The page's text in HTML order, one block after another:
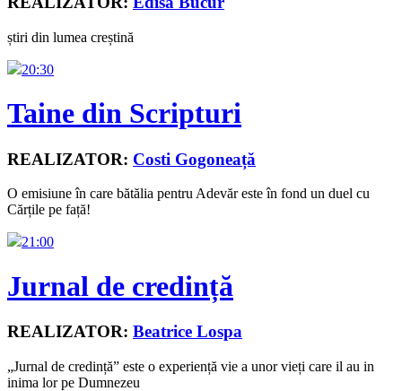
știri din lumea creștină
20:30
Taine din Scripturi
REALIZATOR: Costi Gogoneață
O emisiune în care bătălia pentru Adevăr este în fond un duel cu
Cărțile pe față!
21:00
Jurnal de credință
REALIZATOR: Beatrice Lospa
„Jurnal de credință” este o experiență vie a unor vieți care il au in
inima lor pe Dumnezeu